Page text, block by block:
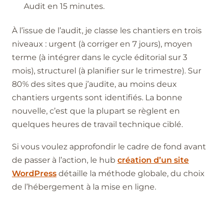
Audit en 15 minutes.
À l’issue de l’audit, je classe les chantiers en trois
niveaux : urgent (à corriger en 7 jours), moyen
terme (à intégrer dans le cycle éditorial sur 3
mois), structurel (à planifier sur le trimestre). Sur
80% des sites que j’audite, au moins deux
chantiers urgents sont identifiés. La bonne
nouvelle, c’est que la plupart se règlent en
quelques heures de travail technique ciblé.
Si vous voulez approfondir le cadre de fond avant
de passer à l’action, le hub création d’un site
WordPress détaille la méthode globale, du choix
de l’hébergement à la mise en ligne.